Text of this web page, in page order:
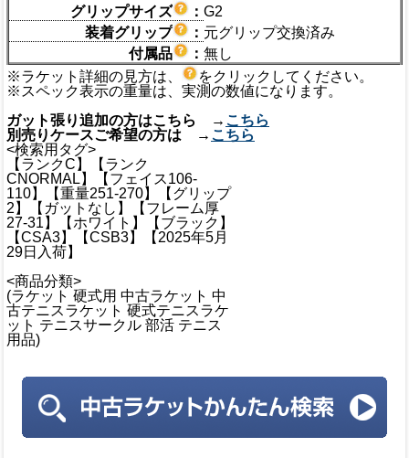
グリップサイズ
： G2
装着グリップ
： 元グリップ交換済み
付属品
： 無し
※ラケット詳細の見方は、
をクリックしてください。
※スペック表示の重量は、実測の数値になります。
ガット張り追加の方はこちら → こちら
別売りケースご希望の方は → こちら
<検索用タグ>
【ランクC】【ランク
CNORMAL】【フェイス106-
110】【重量251-270】【グリップ
2】【ガットなし】【フレーム厚
27-31】【ホワイト】【ブラック】
【CSA3】【CSB3】【2025年5月
29日入荷】
<商品分類>
(ラケット 硬式用 中古ラケット 中
古テニスラケット 硬式テニスラケ
ット テニスサークル 部活 テニス
用品)